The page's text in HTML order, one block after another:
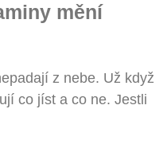
mění
z nebe. Už když
co jíst a co ne. Jestli